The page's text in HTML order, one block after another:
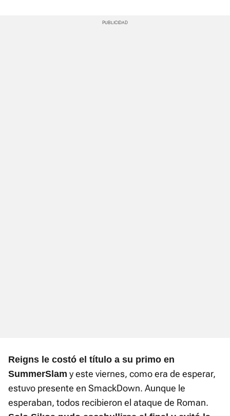
Reigns le costó el título a su primo en
SummerSlam y este viernes, como era de esperar,
estuvo presente en SmackDown. Aunque le
esperaban, todos recibieron el ataque de Roman.